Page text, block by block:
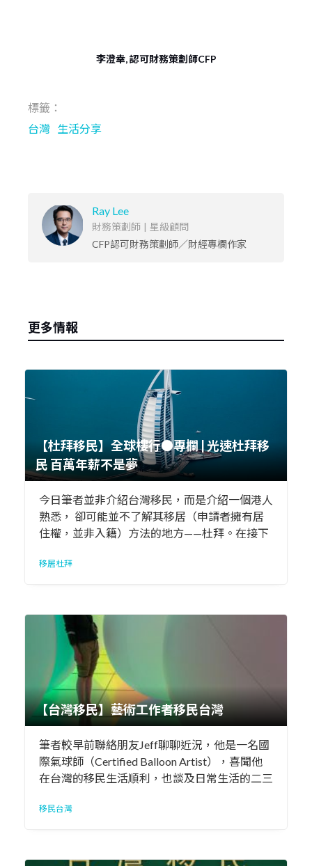
李澄幸, 認可財務策劃師CFP
標籤：
台灣 生活分享
Ray Lee
財務策劃師 | 星級顧問
CFP認可財務策劃師／財經專欄作家
更多情報
【杜拜移民】全球樓行●專欄 | 光速杜拜移
民 百萬年薪不是夢
今日筆者並非介紹台灣移民，而是介紹一個港人
熟悉， 卻可能並不了解其移居（申請者擁有居
住權，並非入籍）方法的地方——杜拜。在接下
移居杜拜
【台灣移民】藝術工作者移民台灣
筆者較早前聯絡朋友Jeff聊聊近況，他是一名國
際氣球師（Certified Balloon Artist），喜聞他
在台灣的移民生活順利，也談及日常生活的二三
移民台灣